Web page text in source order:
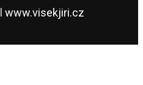
www.visekjiri.cz